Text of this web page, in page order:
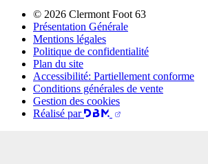
© 2026 Clermont Foot 63
Présentation Générale
Mentions légales
Politique de confidentialité
Plan du site
Accessibilité: Partiellement conforme
Conditions générales de vente
Gestion des cookies
Réalisé par